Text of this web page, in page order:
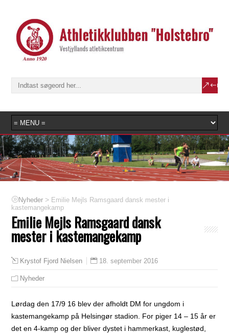
Nyheder > Emilie Mejls Ramsgaard dansk mester i
kastemangekamp
Emilie Mejls Ramsgaard dansk
mester i kastemangekamp
Krystof Fjord Nielsen 18. september 2016
Nyheder
Lørdag den 17/9 16 blev der afholdt DM for ungdom i
kastemangekamp på Helsingør stadion. For piger 14 – 15 år er
det en 4-kamp og der bliver dystet i hammerkast, kuglestød,